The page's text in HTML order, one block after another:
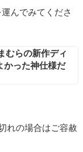
んでみてくださ
むらの新作ディ
かった神仕様だ
れの場合はご容赦